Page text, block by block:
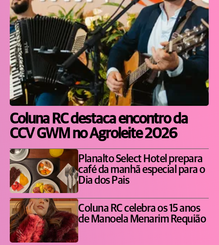
Coluna RC destaca encontro da
CCV GWM no Agroleite 2026
Planalto Select Hotel prepara
café da manhã especial para o
Dia dos Pais
Coluna RC celebra os 15 anos
de Manoela Menarim Requião